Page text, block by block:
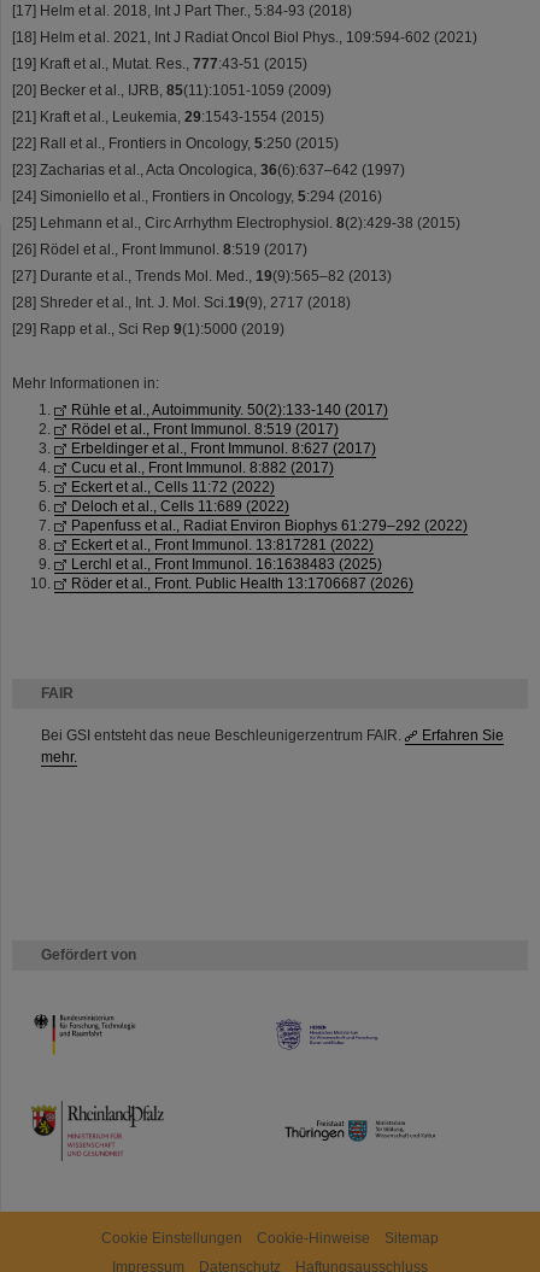
FAIR
Bei GSI entsteht das neue Beschleunigerzentrum FAIR.
Erfahren Sie
mehr.
Gefördert von
HMWK
TMWWDG
[17] Helm et al. 2018, Int J Part Ther., 5:84-93 (2018)
[18] Helm et al. 2021, Int J Radiat Oncol Biol Phys., 109:594-602 (2021)
[19] Kraft et al., Mutat. Res., 777:43-51 (2015)
[20] Becker et al., IJRB, 85(11):1051-1059 (2009)
[21] Kraft et al., Leukemia, 29:1543-1554 (2015)
[22] Rall et al., Frontiers in Oncology, 5:250 (2015)
[23] Zacharias et al., Acta Oncologica, 36(6):637–642 (1997)
[24] Simoniello et al., Frontiers in Oncology, 5:294 (2016)
[25] Lehmann et al., Circ Arrhythm Electrophysiol. 8(2):429-38 (2015)
[26] Rödel et al., Front Immunol. 8:519 (2017)
[27] Durante et al., Trends Mol. Med., 19(9):565–82 (2013)
[28] Shreder et al., Int. J. Mol. Sci.19(9), 2717 (2018)
[29] Rapp et al., Sci Rep 9(1):5000 (2019)
Mehr Informationen in:
Rühle et al., Autoimmunity. 50(2):133-140 (2017)
Rödel et al., Front Immunol. 8:519 (2017)
Erbeldinger et al., Front Immunol. 8:627 (2017)
Cucu et al., Front Immunol. 8:882 (2017)
Eckert et al., Cells 11:72 (2022)
Deloch et al., Cells 11:689 (2022)
Papenfuss et al., Radiat Environ Biophys 61:279–292 (2022)
Eckert et al., Front Immunol. 13:817281 (2022)
Lerchl et al., Front Immunol. 16:1638483 (2025)
Röder et al., Front. Public Health 13:1706687 (2026)
Cookie Einstellungen Cookie-Hinweise
Sitemap
Impressum
Datenschutz Haftungsausschluss